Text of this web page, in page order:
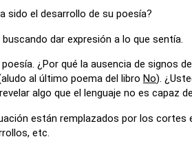
sido el desarrollo de su poesía?
dar expresión a lo que sentía.
poesía. ¿Por qué la ausencia de signos
al último poema del libro No).
algo que el lenguaje no es capaz
están remplazados por los cortes
etc.